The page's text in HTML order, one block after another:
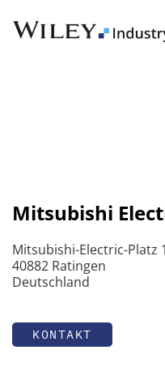
Mitsubishi
Mitsubishi-Electric-Platz 1
40882 Ratingen
Deutschland
KONTAKT